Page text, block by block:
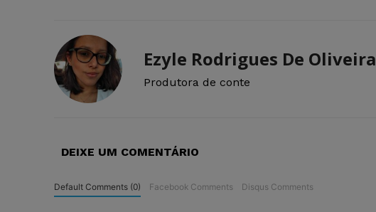
Ezyle Rodrigues De Oliveira
Produtora de conte
DEIXE UM COMENTÁRIO
Default Comments (0) Facebook Comments Disqus Comments